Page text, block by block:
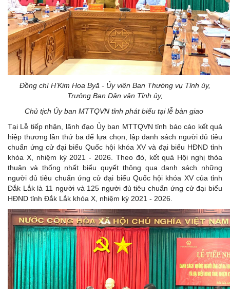
Đồng chí H’Kim Hoa Byă - Ủy viên Ban Thường vụ Tỉnh ủy,
Trưởng Ban Dân vận Tỉnh ủy,
Chủ tịch Ủy ban MTTQVN tỉnh phát biểu tại lễ bàn giao
Tại Lễ tiếp nhận, lãnh đạo Ủy ban MTTQVN tỉnh báo cáo kết quả
hiệp thương lần thứ ba để lựa chọn, lập danh sách người đủ tiêu
chuẩn ứng cử đại biểu Quốc hội khóa XV và đại biểu HĐND tỉnh
khóa X, nhiệm kỳ 2021 - 2026. Theo đó, kết quả Hội nghị thỏa
thuận và thống nhất biểu quyết thông qua danh sách những
người đủ tiêu chuẩn ứng cử đại biểu Quốc hội khóa XV của tỉnh
Đắk Lắk là 11 người và 125 người đủ tiêu chuẩn ứng cử đại biểu
HĐND tỉnh Đắk Lắk khóa X, nhiệm kỳ 2021 - 2026.